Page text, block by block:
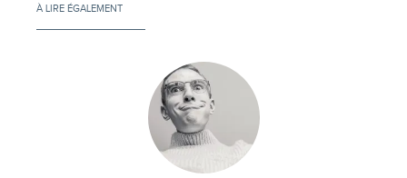
À LIRE ÉGALEMENT